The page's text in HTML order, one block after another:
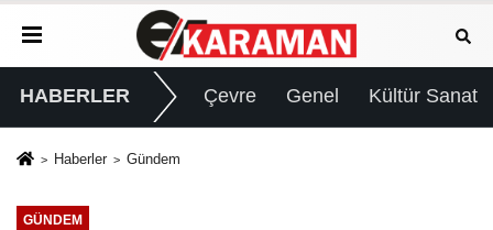
HABERLER Çevre Genel Kültür Sanat
Haberler Gündem
GÜNDEM